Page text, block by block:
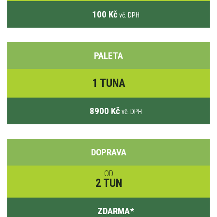
100 Kč vč. DPH
PALETA
1 TUNA
8900 Kč vč. DPH
DOPRAVA
OD
2 TUN
ZDARMA*